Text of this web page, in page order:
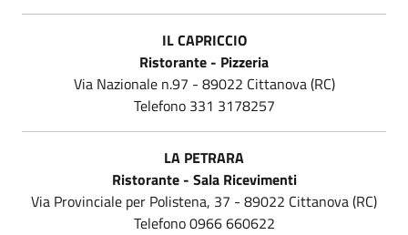
IL CAPRICCIO
Ristorante - Pizzeria
Via Nazionale n.97 - 89022 Cittanova (RC)
Telefono 331 3178257
LA PETRARA
Ristorante - Sala Ricevimenti
Via Provinciale per Polistena, 37 - 89022 Cittanova (RC)
Telefono 0966 660622